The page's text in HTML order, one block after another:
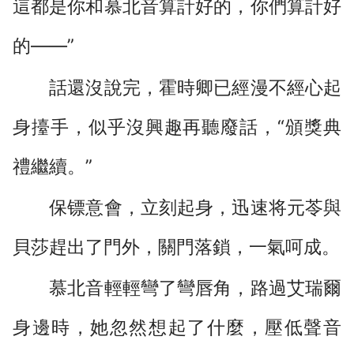
這都是你和慕北音算計好的，你們算計好
的――”
話還沒說完，霍時卿已經漫不經心起
身擡手，似乎沒興趣再聽廢話，“頒獎典
禮繼續。”
保镖意會，立刻起身，迅速将元苓與
貝莎趕出了門外，關門落鎖，一氣呵成。
慕北音輕輕彎了彎唇角，路過艾瑞爾
身邊時，她忽然想起了什麼，壓低聲音